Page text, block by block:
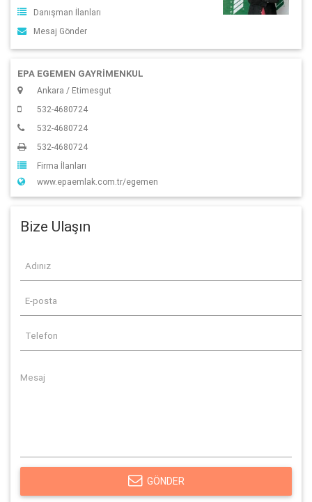
Danışman İlanları
Mesaj Gönder
EPA EGEMEN GAYRİMENKUL
Ankara / Etimesgut
532-4680724
532-4680724
532-4680724
Firma İlanları
www.epaemlak.com.tr/egemen
Bize Ulaşın
GÖNDER